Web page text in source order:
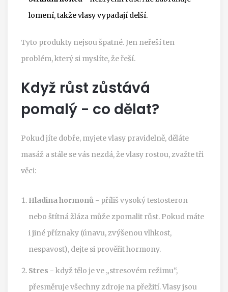
lomení, takže vlasy vypadají delší.
Tyto produkty nejsou špatné. Jen neřeší ten
problém, který si myslíte, že řeší.
Když růst zůstává
pomalý - co dělat?
Pokud jíte dobře, myjete vlasy pravidelně, děláte
masáž a stále se vás nezdá, že vlasy rostou, zvažte tři
věci:
Hladina hormonů - příliš vysoký testosteron
nebo štítná žláza může zpomalit růst. Pokud máte
i jiné příznaky (únavu, zvýšenou vlhkost,
nespavost), dejte si prověřit hormony.
Stres - když tělo je ve „stresovém režimu“,
přesměruje všechny zdroje na přežití. Vlasy jsou